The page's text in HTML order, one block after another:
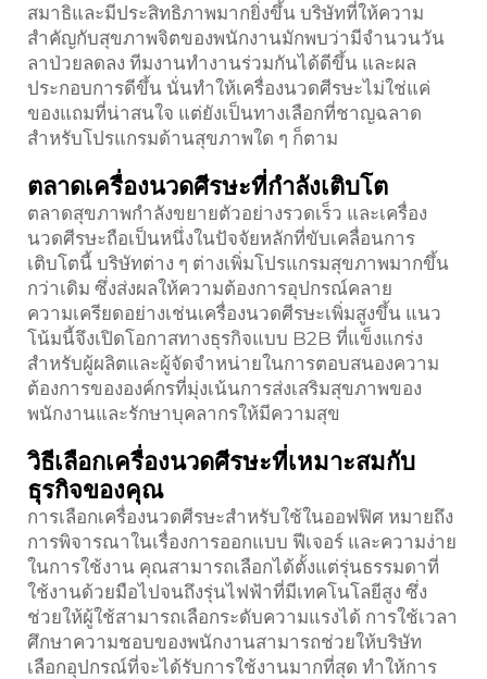
สมาธิและมีประสิทธิภาพมากยิ่งขึ้น บริษัทที่ให้ความ
สำคัญกับสุขภาพจิตของพนักงานมักพบว่ามีจำนวนวัน
ลาป่วยลดลง ทีมงานทำงานร่วมกันได้ดีขึ้น และผล
ประกอบการดีขึ้น นั่นทำให้เครื่องนวดศีรษะไม่ใช่แค่
ของแถมที่น่าสนใจ แต่ยังเป็นทางเลือกที่ชาญฉลาด
สำหรับโปรแกรมด้านสุขภาพใด ๆ ก็ตาม
ตลาดเครื่องนวดศีรษะที่กำลังเติบโต
ตลาดสุขภาพกำลังขยายตัวอย่างรวดเร็ว และเครื่อง
นวดศีรษะถือเป็นหนึ่งในปัจจัยหลักที่ขับเคลื่อนการ
เติบโตนี้ บริษัทต่าง ๆ ต่างเพิ่มโปรแกรมสุขภาพมากขึ้น
กว่าเดิม ซึ่งส่งผลให้ความต้องการอุปกรณ์คลาย
ความเครียดอย่างเช่นเครื่องนวดศีรษะเพิ่มสูงขึ้น แนว
โน้มนี้จึงเปิดโอกาสทางธุรกิจแบบ B2B ที่แข็งแกร่ง
สำหรับผู้ผลิตและผู้จัดจำหน่ายในการตอบสนองความ
ต้องการขององค์กรที่มุ่งเน้นการส่งเสริมสุขภาพของ
พนักงานและรักษาบุคลากรให้มีความสุข
วิธีเลือกเครื่องนวดศีรษะที่เหมาะสมกับ
ธุรกิจของคุณ
การเลือกเครื่องนวดศีรษะสำหรับใช้ในออฟฟิศ หมายถึง
การพิจารณาในเรื่องการออกแบบ ฟีเจอร์ และความง่าย
ในการใช้งาน คุณสามารถเลือกได้ตั้งแต่รุ่นธรรมดาที่
ใช้งานด้วยมือไปจนถึงรุ่นไฟฟ้าที่มีเทคโนโลยีสูง ซึ่ง
ช่วยให้ผู้ใช้สามารถเลือกระดับความแรงได้ การใช้เวลา
ศึกษาความชอบของพนักงานสามารถช่วยให้บริษัท
เลือกอุปกรณ์ที่จะได้รับการใช้งานมากที่สุด ทำให้การ